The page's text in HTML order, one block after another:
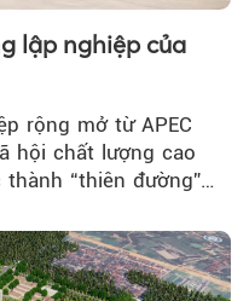
lập nghiệp của
rộng mở từ APEC
hội chất lượng cao
“thiên đường”